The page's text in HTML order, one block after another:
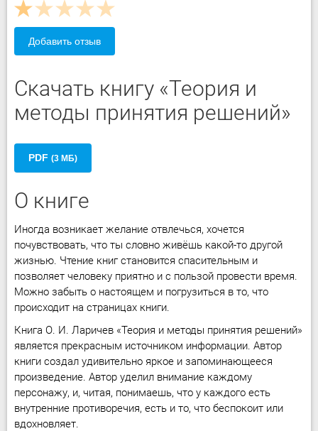
Добавить отзыв
Скачать книгу «Теория и
методы принятия решений»
PDF (3 МБ)
О книге
Иногда возникает желание отвлечься, хочется
почувствовать, что ты словно живёшь какой-то другой
жизнью. Чтение книг становится спасительным и
позволяет человеку приятно и с пользой провести время.
Можно забыть о настоящем и погрузиться в то, что
происходит на страницах книги.
Книга О. И. Ларичев «Теория и методы принятия решений»
является прекрасным источником информации. Автор
книги создал удивительно яркое и запоминающееся
произведение. Автор уделил внимание каждому
персонажу, и, читая, понимаешь, что у каждого есть
внутренние противоречия, есть и то, что беспокоит или
вдохновляет.